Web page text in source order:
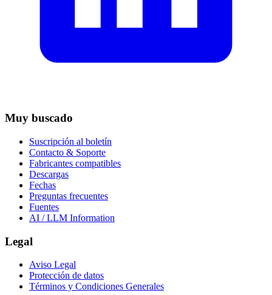
Muy buscado
Suscripción al boletín
Contacto & Soporte
Fabricantes compatibles
Descargas
Fechas
Preguntas frecuentes
Fuentes
AI / LLM Information
Legal
Aviso Legal
Protección de datos
Términos y Condiciones Generales